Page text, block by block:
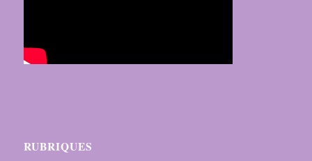
RUBRIQUES